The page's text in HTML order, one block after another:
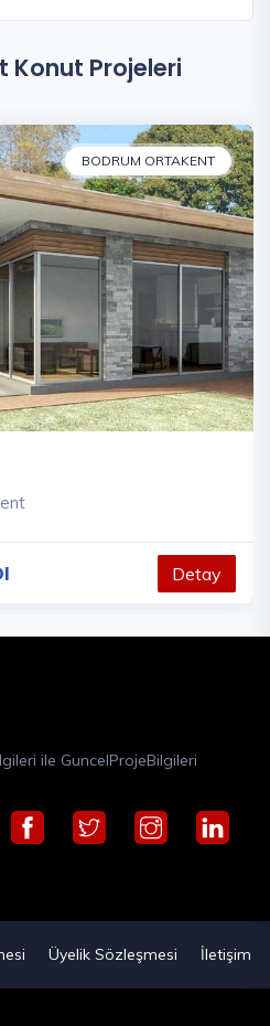
Konut Projeleri
BODRUM ORTAKENT
Detay
ile GuncelProjeBilgileri
Üyelik Sözleşmesi İletişim